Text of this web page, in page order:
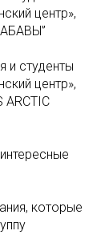
центр»,
и студенты
центр»,
ARCTIC
которые